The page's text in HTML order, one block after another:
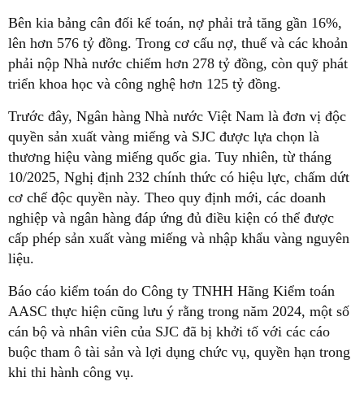
Bên kia bảng cân đối kế toán, nợ phải trả tăng gần 16%,
lên hơn 576 tỷ đồng. Trong cơ cấu nợ, thuế và các khoản
phải nộp Nhà nước chiếm hơn 278 tỷ đồng, còn quỹ phát
triển khoa học và công nghệ hơn 125 tỷ đồng.
Trước đây, Ngân hàng Nhà nước Việt Nam là đơn vị độc
quyền sản xuất vàng miếng và SJC được lựa chọn là
thương hiệu vàng miếng quốc gia. Tuy nhiên, từ tháng
10/2025, Nghị định 232 chính thức có hiệu lực, chấm dứt
cơ chế độc quyền này. Theo quy định mới, các doanh
nghiệp và ngân hàng đáp ứng đủ điều kiện có thể được
cấp phép sản xuất vàng miếng và nhập khẩu vàng nguyên
liệu.
Báo cáo kiểm toán do Công ty TNHH Hãng Kiểm toán
AASC thực hiện cũng lưu ý rằng trong năm 2024, một số
cán bộ và nhân viên của SJC đã bị khởi tố với các cáo
buộc tham ô tài sản và lợi dụng chức vụ, quyền hạn trong
khi thi hành công vụ.